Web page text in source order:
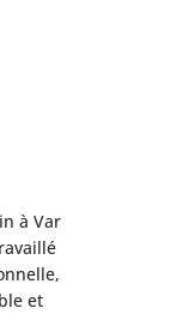
à Var
et